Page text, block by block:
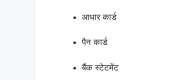
आधार कार्ड
पैन कार्ड
बैंक स्टेटमेंट